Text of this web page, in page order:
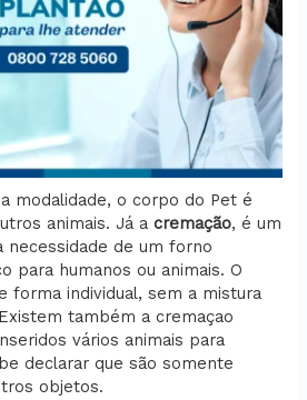
modalidade, o corpo do Pet é
animais. Já acremação, é um
necessidade de um forno
para humanos ou animais. O
forma individual, sem a mistura
também a cremaçao
vários animais para
declarar que são somente
objetos.